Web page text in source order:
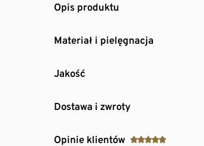
Opis produktu
Materiał i pielęgnacja
Jakość
Dostawa i zwroty
Opinie klientów